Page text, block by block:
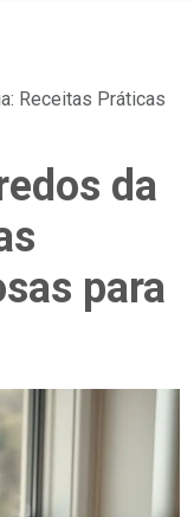
Receitas Práticas
da
para